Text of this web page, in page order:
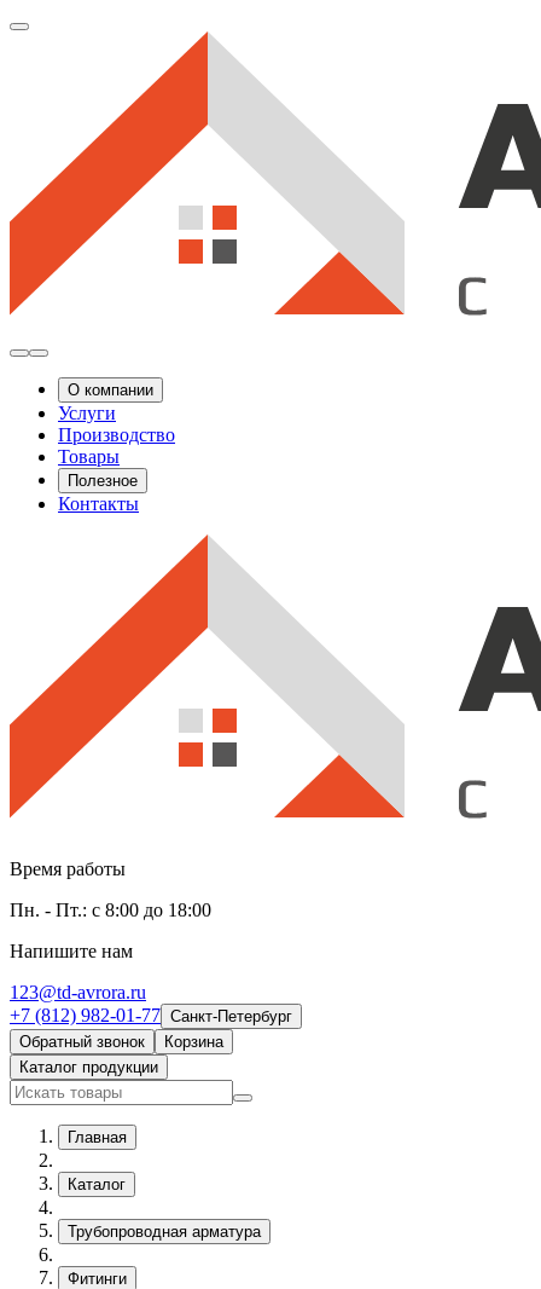
О компании
Услуги
Производство
Товары
Полезное
Контакты
Время работы
Пн. - Пт.: с 8:00 до 18:00
Напишите нам
123@td-avrora.ru
+7 (812) 982-01-77 Санкт-Петербург
Обратный звонок
Корзина
Каталог продукции
Главная
Каталог
Трубопроводная арматура
Фитинги